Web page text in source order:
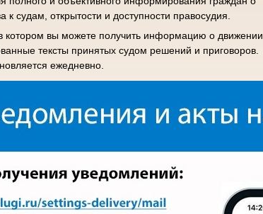
судам, открытости и доступности правосудия.
котором вы можете получить информацию о движении
тексты принятых судом решений и приговоров.
ежедневно.